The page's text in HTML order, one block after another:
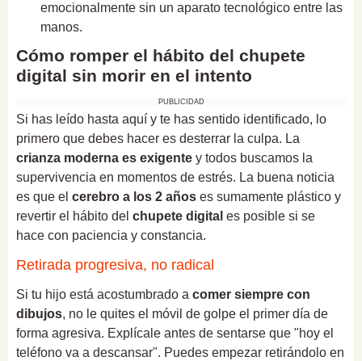
emocionalmente sin un aparato tecnológico entre las
manos.
Cómo romper el hábito del chupete
digital sin morir en el intento
PUBLICIDAD
Si has leído hasta aquí y te has sentido identificado, lo
primero que debes hacer es desterrar la culpa. La
crianza moderna es exigente y todos buscamos la
supervivencia en momentos de estrés. La buena noticia
es que el cerebro a los 2 años es sumamente plástico y
revertir el hábito del chupete digital es posible si se
hace con paciencia y constancia.
Retirada progresiva, no radical
Si tu hijo está acostumbrado a comer siempre con
dibujos, no le quites el móvil de golpe el primer día de
forma agresiva. Explícale antes de sentarse que "hoy el
teléfono va a descansar". Puedes empezar retirándolo en